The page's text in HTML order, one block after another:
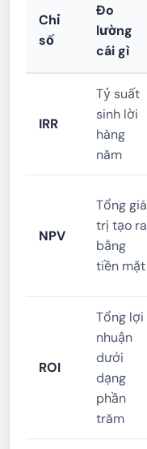
Chỉ
số
Đo
lường
cái gì
IRR
Tỷ suất
sinh lời
hàng
năm
NPV
Tổng giá
trị tạo ra
bằng
tiền mặt
ROI
Tổng lợi
nhuận
dưới
dạng
phần
trăm